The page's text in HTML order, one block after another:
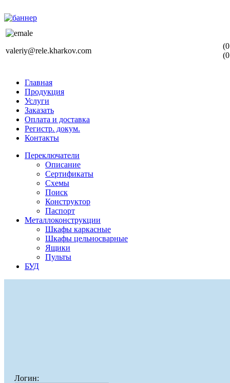
valeriy@rele.kharkov.com
Главная
Продукция
Услуги
Заказать
Оплата и доставка
Регистр. докум.
Контакты
Переключатели
Описание
Сертификаты
Схемы
Поиск
Конструктор
Паспорт
Металлоконструкции
Шкафы каркасные
Шкафы цельносварные
Ящики
Пульты
БУД
Логин: